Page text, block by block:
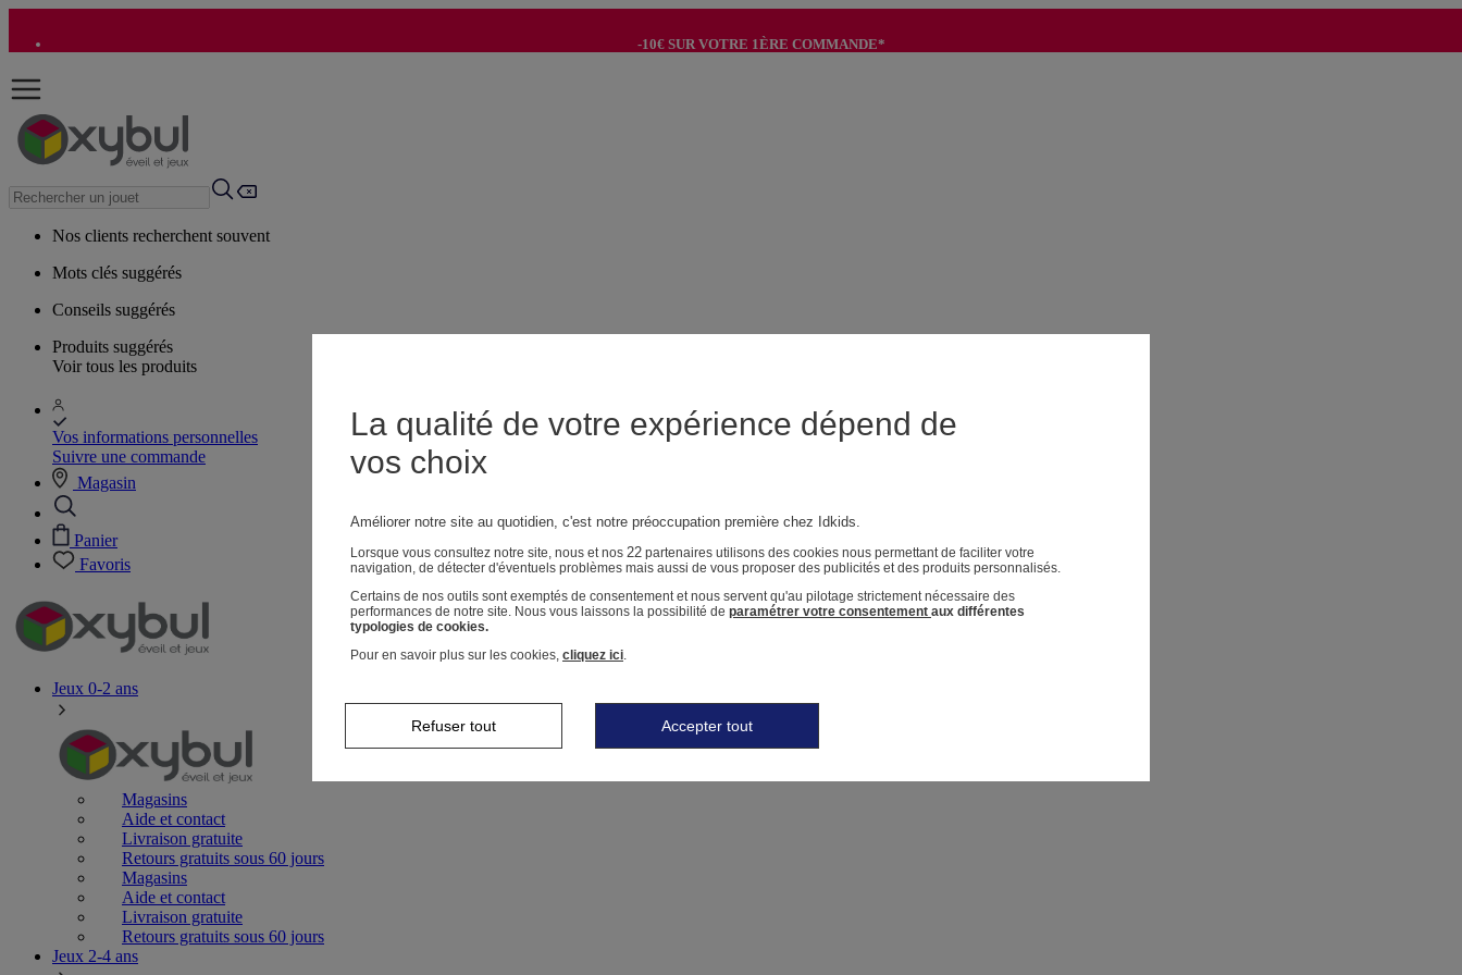
-10€ SUR VOTRE 1ÈRE COMMANDE*
Nos clients recherchent souvent
Mots clés suggérés
Conseils suggérés
Produits suggérés
Voir tous les produits
Vos informations personnelles
Suivre une commande
Magasin
Panier
Favoris
Jeux 0-2 ans
Magasins
Aide et contact
Livraison gratuite
Retours gratuits sous 60 jours
Magasins
Aide et contact
Livraison gratuite
Retours gratuits sous 60 jours
Jeux 2-4 ans
La qualité de votre expérience dépend de
vos choix
Améliorer notre site au quotidien, c'est notre préoccupation première chez Idkids.
Lorsque vous consultez notre site, nous et nos 22 partenaires utilisons des cookies nous permettant de faciliter votre
navigation, de détecter d'éventuels problèmes mais aussi de vous proposer des publicités et des produits personnalisés.
Certains de nos outils sont exemptés de consentement et nous servent qu'au pilotage strictement nécessaire des
performances de notre site. Nous vous laissons la possibilité de paramétrer votre consentement aux différentes
typologies de cookies.
Pour en savoir plus sur les cookies, cliquez ici.
Refuser tout Accepter tout